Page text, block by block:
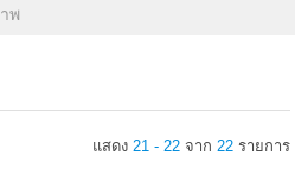
พ
แสดง 21 - 22จาก 22รายการ